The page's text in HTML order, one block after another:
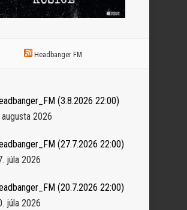
Headbanger FM
(3.8.2026 22:00)
augusta 2026
(27.7.2026 22:00)
júla 2026
(20.7.2026 22:00)
júla 2026